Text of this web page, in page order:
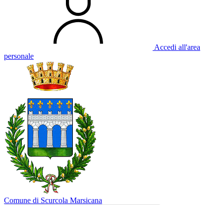
Accedi all'area
personale
Comune di Scurcola Marsicana